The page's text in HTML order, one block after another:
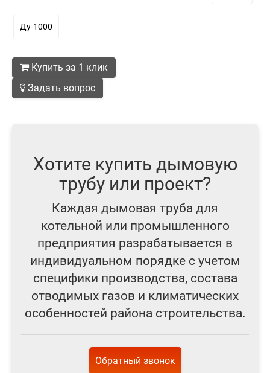
Ду-1000
Купить за 1 клик
Задать вопрос
Хотите купить дымовую
трубу или проект?
Каждая дымовая труба для
котельной или промышленного
предприятия разрабатывается в
индивидуальном порядке с учетом
специфики производства, состава
отводимых газов и климатических
особенностей района строительства.
Обратный звонок